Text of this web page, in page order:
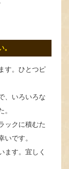
す。ひとつピ
、いろいろな
ックに積むた
です。
ます。宜しく